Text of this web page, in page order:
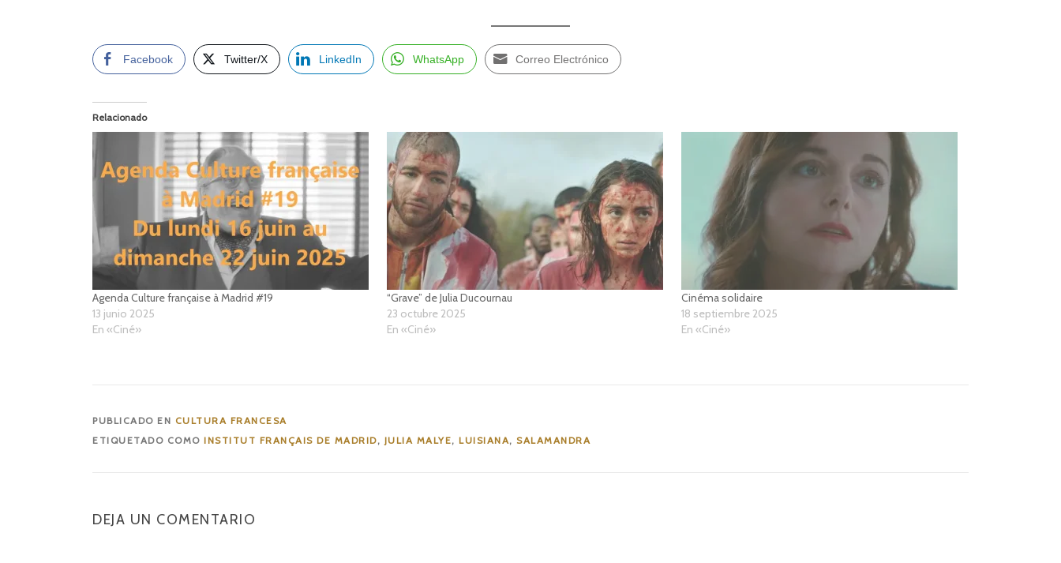
Facebook Twitter/X LinkedIn WhatsApp Correo Electrónico
Relacionado
Agenda Culture française à Madrid #19
13 junio 2025
En «Ciné»
“Grave” de Julia Ducournau
23 octubre 2025
En «Ciné»
Cinéma solidaire
18 septiembre 2025
En «Ciné»
PUBLICADO EN CULTURA FRANCESA
ETIQUETADO COMO INSTITUT FRANÇAIS DE MADRID, JULIA MALYE, LUISIANA, SALAMANDRA
DEJA UN COMENTARIO